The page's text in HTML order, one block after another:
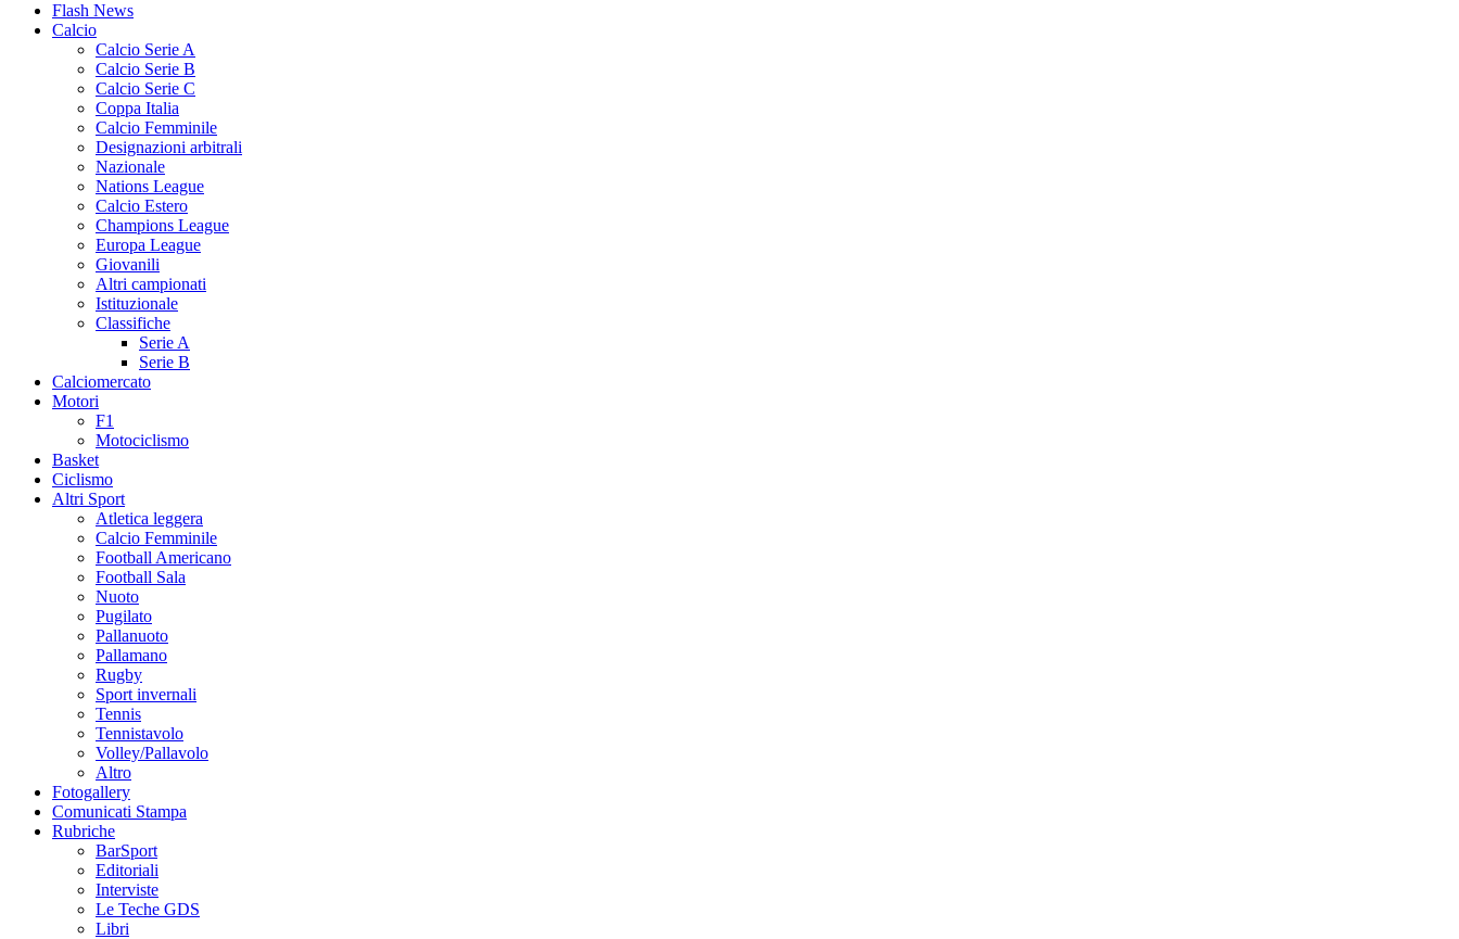
Flash News
Calcio
Calcio Serie A
Calcio Serie B
Calcio Serie C
Coppa Italia
Calcio Femminile
Designazioni arbitrali
Nazionale
Nations League
Calcio Estero
Champions League
Europa League
Giovanili
Altri campionati
Istituzionale
Classifiche
Serie A
Serie B
Calciomercato
Motori
F1
Motociclismo
Basket
Ciclismo
Altri Sport
Atletica leggera
Calcio Femminile
Football Americano
Football Sala
Nuoto
Pugilato
Pallanuoto
Pallamano
Rugby
Sport invernali
Tennis
Tennistavolo
Volley/Pallavolo
Altro
Fotogallery
Comunicati Stampa
Rubriche
BarSport
Editoriali
Interviste
Le Teche GDS
Libri